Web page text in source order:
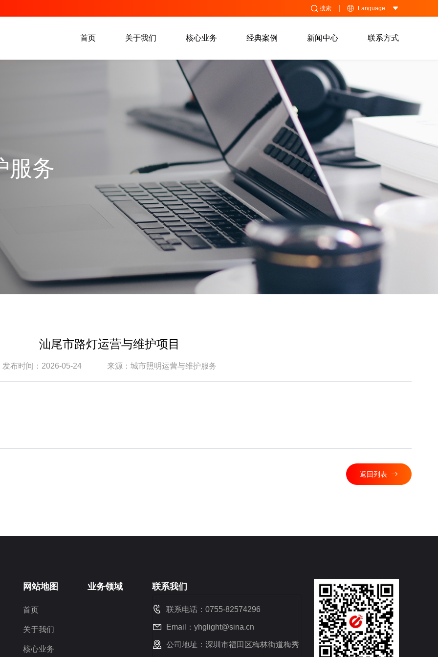
搜索 Language
首页 关于我们 核心业务 经典案例 新闻中心 联系方式
服务
汕尾市路灯运营与维护项目
发布时间：2026-05-24 来源：城市照明运营与维护服务
返回列表
网站地图
首页
关于我们
核心业务
业务领域 联系我们
联系电话：0755-82574296
Email：yhglight@sina.cn
公司地址：深圳市福田区梅林街道梅秀